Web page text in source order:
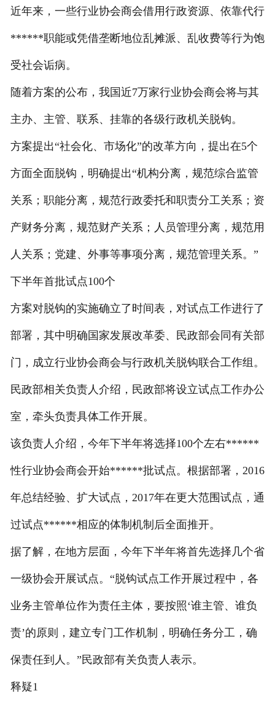
近年来，一些行业协会商会借用行政资源、依靠代行
******职能或凭借垄断地位乱摊派、乱收费等行为饱
受社会诟病。
随着方案的公布，我国近7万家行业协会商会将与其
主办、主管、联系、挂靠的各级行政机关脱钩。
方案提出“社会化、市场化”的改革方向，提出在5个
方面全面脱钩，明确提出“机构分离，规范综合监管
关系；职能分离，规范行政委托和职责分工关系；资
产财务分离，规范财产关系；人员管理分离，规范用
人关系；党建、外事等事项分离，规范管理关系。”
下半年首批试点100个
方案对脱钩的实施确立了时间表，对试点工作进行了
部署，其中明确国家发展改革委、民政部会同有关部
门，成立行业协会商会与行政机关脱钩联合工作组。
民政部相关负责人介绍，民政部将设立试点工作办公
室，牵头负责具体工作开展。
该负责人介绍，今年下半年将选择100个左右******
性行业协会商会开始******批试点。根据部署，2016
年总结经验、扩大试点，2017年在更大范围试点，通
过试点******相应的体制机制后全面推开。
据了解，在地方层面，今年下半年将首先选择几个省
一级协会开展试点。“脱钩试点工作开展过程中，各
业务主管单位作为责任主体，要按照‘谁主管、谁负
责’的原则，建立专门工作机制，明确任务分工，确
保责任到人。”民政部有关负责人表示。
释疑1